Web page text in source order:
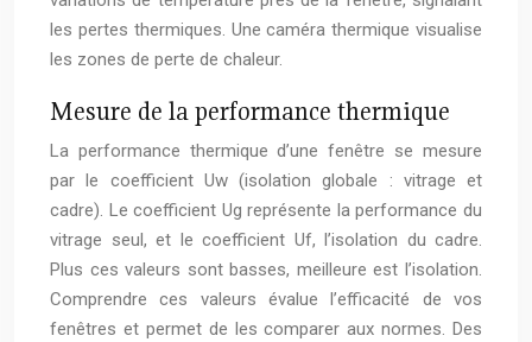
les pertes thermiques. Une caméra thermique visualise
les zones de perte de chaleur.
Mesure de la performance thermique
La performance thermique d’une fenêtre se mesure
par le coefficient Uw (isolation globale : vitrage et
cadre). Le coefficient Ug représente la performance du
vitrage seul, et le coefficient Uf, l’isolation du cadre.
Plus ces valeurs sont basses, meilleure est l’isolation.
Comprendre ces valeurs évalue l’efficacité de vos
fenêtres et permet de les comparer aux normes. Des